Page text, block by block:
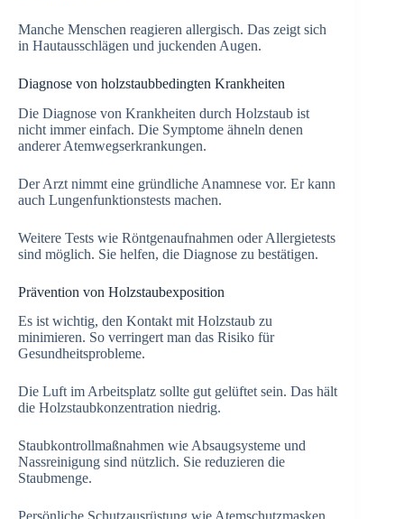
Manche Menschen reagieren allergisch. Das zeigt sich
in Hautausschlägen und juckenden Augen.
Diagnose von holzstaubbedingten Krankheiten
Die Diagnose von Krankheiten durch Holzstaub ist
nicht immer einfach. Die Symptome ähneln denen
anderer Atemwegserkrankungen.
Der Arzt nimmt eine gründliche Anamnese vor. Er kann
auch Lungenfunktionstests machen.
Weitere Tests wie Röntgenaufnahmen oder Allergietests
sind möglich. Sie helfen, die Diagnose zu bestätigen.
Prävention von Holzstaubexposition
Es ist wichtig, den Kontakt mit Holzstaub zu
minimieren. So verringert man das Risiko für
Gesundheitsprobleme.
Die Luft im Arbeitsplatz sollte gut gelüftet sein. Das hält
die Holzstaubkonzentration niedrig.
Staubkontrollmaßnahmen wie Absaugsysteme und
Nassreinigung sind nützlich. Sie reduzieren die
Staubmenge.